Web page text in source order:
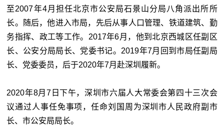
至2007年4月担任北京市公安局石景山分局八角派出所所
长。随后，他进入市局，先后从事人口管理、铁道建筑、勤
务指挥、政工等工作。2017年6月，他到北京西城区任副区
长、公安分局局长、党委书记。2019年7月回到市局任副局
长、党委委员，后于2020年7月赴深圳履新。
2020年8月7日下午，深圳市六届人大常委会第四十三次会
议通过人事任免事项，任命刘国周为深圳市人民政府副市
长、市公安局局长。